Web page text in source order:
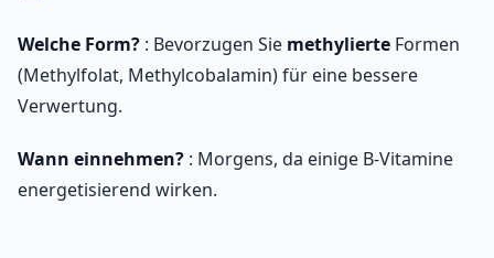
Welche Form? : Bevorzugen Sie methylierte Formen
(Methylfolat, Methylcobalamin) für eine bessere
Verwertung.
Wann einnehmen? : Morgens, da einige B-Vitamine
energetisierend wirken.